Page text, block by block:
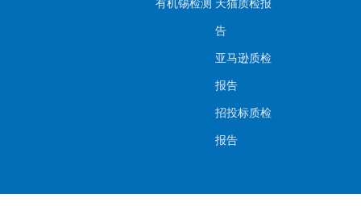
有机锡检测 天猫质检报
告
亚马逊质检
报告
招投标质检
报告